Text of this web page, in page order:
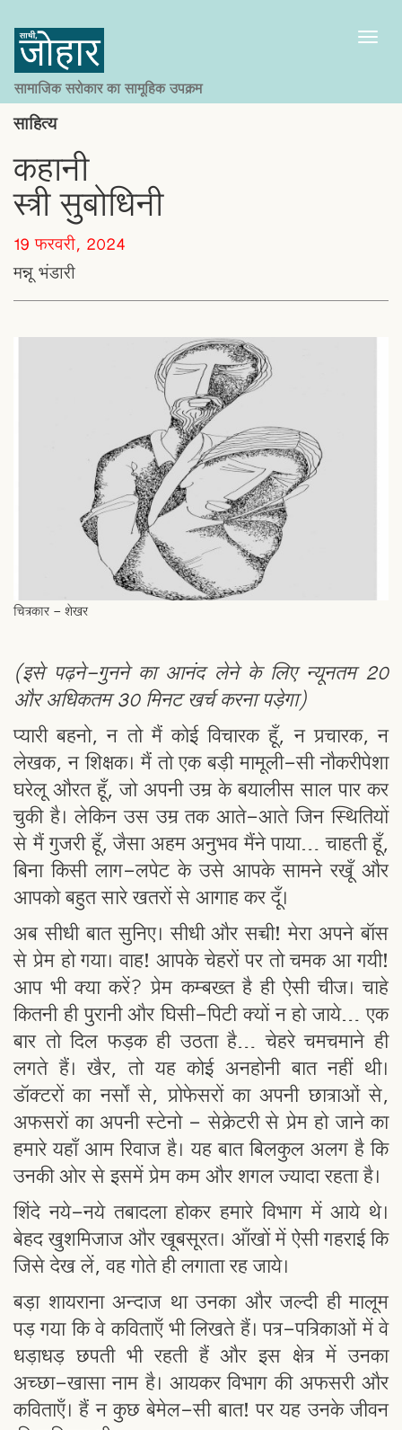
सामाजिक सरोकार का सामूहिक उपक्रम
साहित्य
कहानी
स्त्री सुबोधिनी
19 फरवरी, 2024
मन्नू भंडारी
चित्रकार - शेखर
(इसे पढ़ने-गुनने का आनंद लेने के लिए न्यूनतम 20
और अधिकतम 30 मिनट खर्च करना पड़ेगा)
प्यारी बहनो, न तो मैं कोई विचारक हूँ, न प्रचारक, न
लेखक, न शिक्षक। मैं तो एक बड़ी मामूली-सी नौकरीपेशा
घरेलू औरत हूँ, जो अपनी उम्र के बयालीस साल पार कर
चुकी है। लेकिन उस उम्र तक आते-आते जिन स्थितियों
से मैं गुजरी हूँ, जैसा अहम अनुभव मैंने पाया… चाहती हूँ,
बिना किसी लाग-लपेट के उसे आपके सामने रखूँ और
आपको बहुत सारे खतरों से आगाह कर दूँ।
अब सीधी बात सुनिए। सीधी और सच्ची! मेरा अपने बॉस
से प्रेम हो गया। वाह! आपके चेहरों पर तो चमक आ गयी!
आप भी क्या करें? प्रेम कम्बख्त है ही ऐसी चीज। चाहे
कितनी ही पुरानी और घिसी-पिटी क्यों न हो जाये… एक
बार तो दिल फड़क ही उठता है… चेहरे चमचमाने ही
लगते हैं। खैर, तो यह कोई अनहोनी बात नहीं थी।
डॉक्टरों का नर्सों से, प्रोफेसरों का अपनी छात्राओं से,
अफसरों का अपनी स्टेनो - सेक्रेटरी से प्रेम हो जाने का
हमारे यहाँ आम रिवाज है। यह बात बिलकुल अलग है कि
उनकी ओर से इसमें प्रेम कम और शगल ज्यादा रहता है।
शिंदे नये-नये तबादला होकर हमारे विभाग में आये थे।
बेहद खुशमिजाज और खूबसूरत। आँखों में ऐसी गहराई कि
जिसे देख लें, वह गोते ही लगाता रह जाये।
बड़ा शायराना अन्दाज था उनका और जल्दी ही मालूम
पड़ गया कि वे कविताएँ भी लिखते हैं। पत्र-पत्रिकाओं में वे
धड़ाधड़ छपती भी रहती हैं और इस क्षेत्र में उनका
अच्छा-खासा नाम है। आयकर विभाग की अफसरी और
कविताएँ। हैं न कुछ बेमेल-सी बात! पर यह उनके जीवन